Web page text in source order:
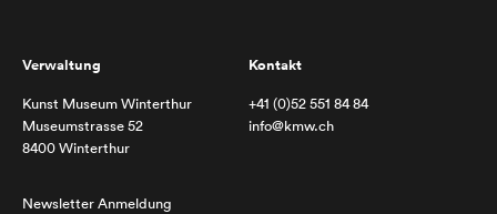
Verwaltung
Kunst Museum Winterthur
Museumstrasse 52
8400 Winterthur
Kontakt
+41 (0)52 551 84 84
info@kmw.ch
Newsletter Anmeldung